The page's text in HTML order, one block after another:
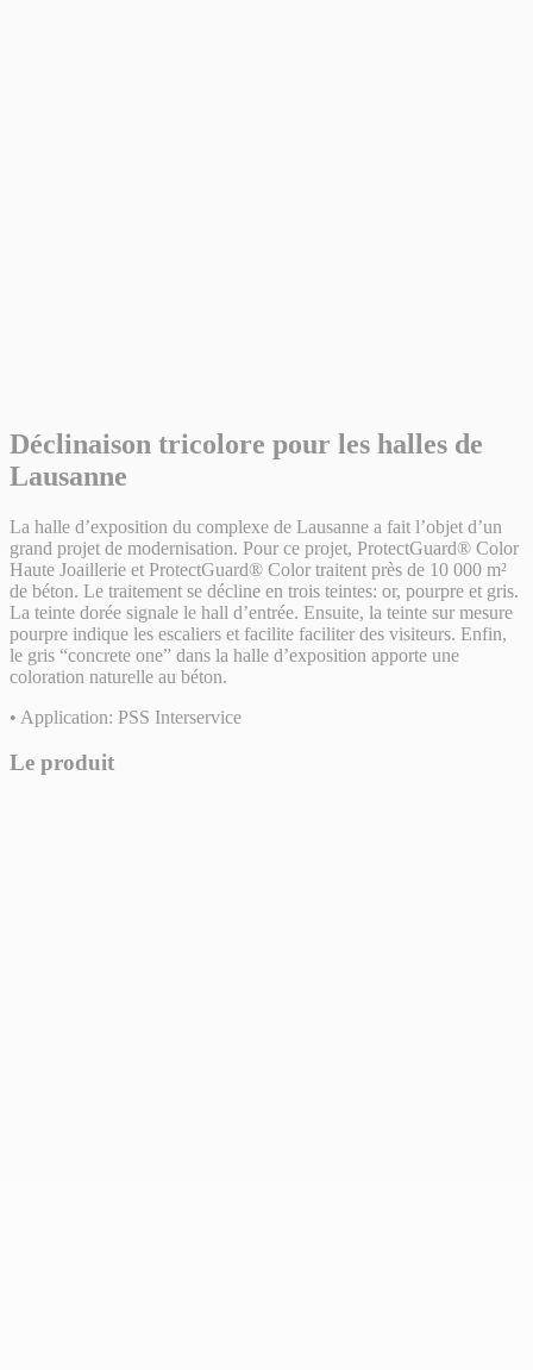
Déclinaison tricolore pour les halles de
Lausanne
La halle d’exposition du complexe de Lausanne a fait l’objet d’un
grand projet de modernisation. Pour ce projet, ProtectGuard® Color
Haute Joaillerie et ProtectGuard® Color traitent près de 10 000 m²
de béton. Le traitement se décline en trois teintes: or, pourpre et gris.
La teinte dorée signale le hall d’entrée. Ensuite, la teinte sur mesure
pourpre indique les escaliers et facilite faciliter des visiteurs. Enfin,
le gris “concrete one” dans la halle d’exposition apporte une
coloration naturelle au béton.
• Application: PSS Interservice
Le produit